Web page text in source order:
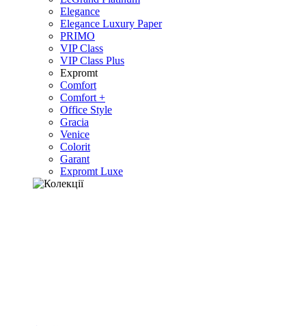
Elegance
Elegance Luxury Paper
PRIMO
VIP Class
VIP Class Plus
Expromt
Comfort
Comfort +
Office Style
Gracia
Venice
Colorit
Garant
Expromt Luxe